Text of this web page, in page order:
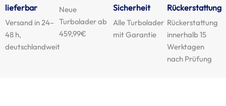
lieferbar
Versand in 24–
48 h,
deutschlandweit
Neue
Turbolader ab
459,99€
Sicherheit
Alle Turbolader
mit Garantie
Rückerstattung
Rückerstattung
innerhalb 15
Werktagen
nach Prüfung